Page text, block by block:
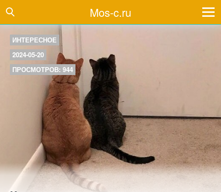
Mos-c.ru
ИНТЕРЕСНОЕ
2024-05-20
ПРОСМОТРОВ: 944